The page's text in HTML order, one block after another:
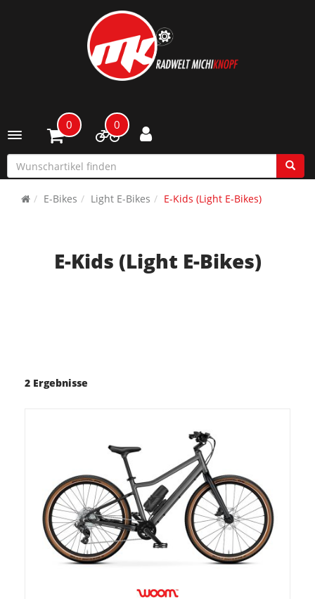
Toggle navigation
0 0
E-Bikes Light E-Bikes E-Kids (Light E-Bikes)
E-Kids (Light E-Bikes)
2 Ergebnisse